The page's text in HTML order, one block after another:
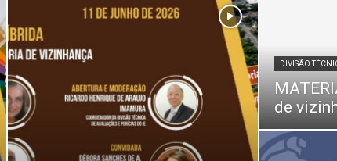
DIVISÃO
de